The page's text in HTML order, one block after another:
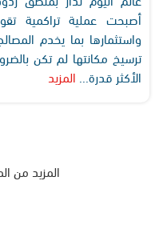
أصبحت عملية تراكمية
واستثمارها بما يخدم
ترسيخ مكانتها لم تكن
الأكثر قدرة...
المزيد
المزيد من